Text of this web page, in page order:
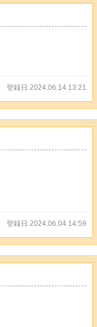
登録日 2024.06.14 13:21
登録日 2024.06.04 14:59